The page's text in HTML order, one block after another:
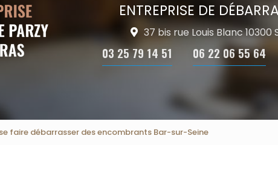
ENTREPRISE DE
37 bis rue Louis Blanc 10300
03 25 79 14 51 06 22 06 55 64
faire débarrasser des encombrants Bar-sur-Seine